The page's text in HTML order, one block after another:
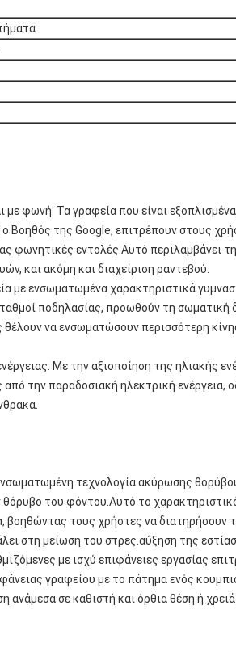
με φωνή: Τα γραφεία που είναι
Βοηθός της Google, επιτρέπουν στους
φωνητικές εντολές.Αυτό περιλαμβάνει
και ακόμη και διαχείριση ραντεβού.
με ενσωματωμένα χαρακτηριστικά
ποδηλασίας, προωθούν τη σωματική
θέλουν να ενσωματώσουν περισσότερη
Με την αξιοποίηση της ηλιακής
την παραδοσιακή ηλεκτρική ενέργεια,
τεχνολογία ακύρωσης
του φόντου.Αυτό το χαρακτηριστικό
βοηθώντας τους χρήστες να διατηρήσουν
στη μείωση του στρες.αύξηση της
με ισχύ επιφάνειες εργασίας
γραφείου με το πάτημα ενός
ανάμεσα σε καθιστή και όρθια θέση ή